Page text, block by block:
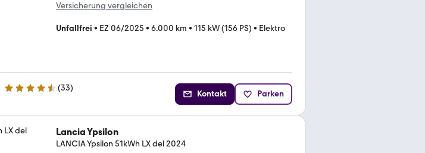
Versicherung vergleichen
Unfallfrei • EZ 06/2025 • 6.000 km • 115 kW (156 PS) • Elektro
4.5 Sterne (33)
Kontakt Parken
Lancia Ypsilon
LANCIA Ypsilon 51kWh LX del 2024